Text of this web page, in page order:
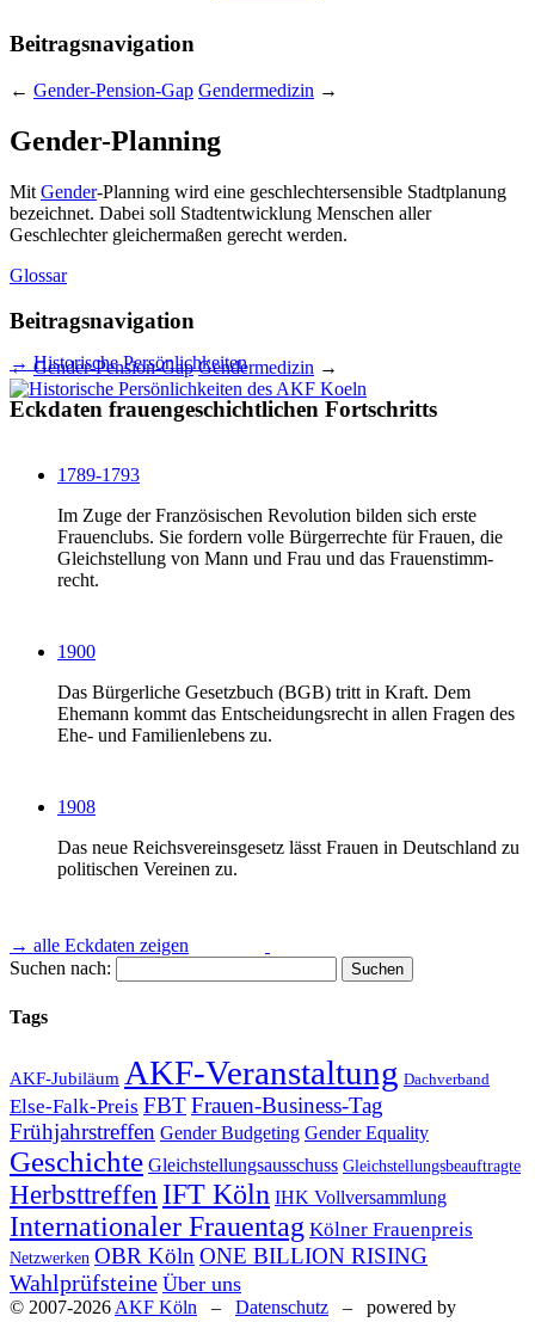
Beitragsnavigation
← Gender-Pension-Gap Gendermedizin →
Gender-Planning
Mit Gender-Planning wird eine geschlechtersensible Stadtplanung
bezeichnet. Dabei soll Stadtentwicklung Menschen aller
Geschlechter gleichermaßen gerecht werden.
Glossar
Beitragsnavigation
←Gender-Pension-Gap Gendermedizin →
→ Historische Persönlichkeiten
Eckdaten frauengeschichtlichen Fortschritts
1789-1793
Im Zuge der Französischen Revolution bilden sich erste
Frauenclubs. Sie fordern volle Bürgerrechte für Frauen, die
Gleich­stellung von Mann und Frau und das Frauen­stimm­
recht.
1900
Das Bürgerliche Gesetzbuch (BGB) tritt in Kraft. Dem
Ehemann kommt das Ent­schei­dungs­recht in allen Fragen des
Ehe- und Familienlebens zu.
1908
Das neue Reichsvereinsgesetz lässt Frauen in Deutschland zu
politischen Vereinen zu.
1918
Frauen erhalten das aktive und passive Wahlrecht, verankert
1919/1920
Demobilmachungsverordnungen weisen die Unternehmen an,
zur Integration der Soldaten in die Wirtschaft Frauen nach
einer Dringlichkeits-Bedürftigkeits-Reihenfolge zu entlassen.
1947
Erste deutsche Ministerin: Christine Teusch aus Köln
→ alle Eckdaten zeigen
Suchen nach:
Tags
AKF-Jubiläum AKF-Veranstaltung Dachverband
Else-Falk-Preis FBTFrauen-Business-Tag
Frühjahrstreffen Gender Budgeting Gender Equality
Geschichte Gleichstellungsausschuss Gleichstellungsbeauftragte
Herbsttreffen IFT Köln IHK Vollversammlung
Internationaler Frauentag Kölner Frauenpreis
Netzwerken OBR Köln ONE BILLION RISING
Wahlprüfsteine Über uns
© 2007-2026 AKF Köln – Datenschutz – powered by